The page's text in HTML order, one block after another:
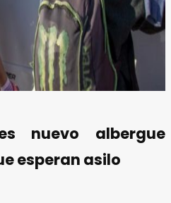
nuevo albergue
esperan asilo